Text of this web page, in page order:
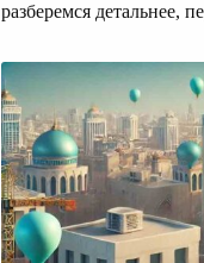
разберемся детальнее,